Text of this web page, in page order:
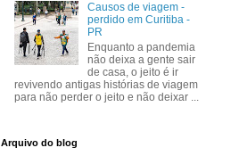
Causos de viagem -
perdido em Curitiba -
PR
Enquanto a pandemia
não deixa a gente sair
de casa, o jeito é ir
revivendo antigas histórias de viagem
para não perder o jeito e não deixar ...
Arquivo do blog